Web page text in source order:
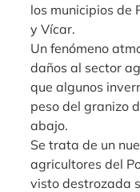
los municipios de
y Vícar.
Un fenómeno
daños al sector
que algunos
peso del granizo
abajo.
Se trata de un
agricultores del
visto destrozada